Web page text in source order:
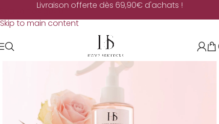
Skip to navigation
Skip to main content
Livraison offerte dès 69,90€ d'achats !
-50%